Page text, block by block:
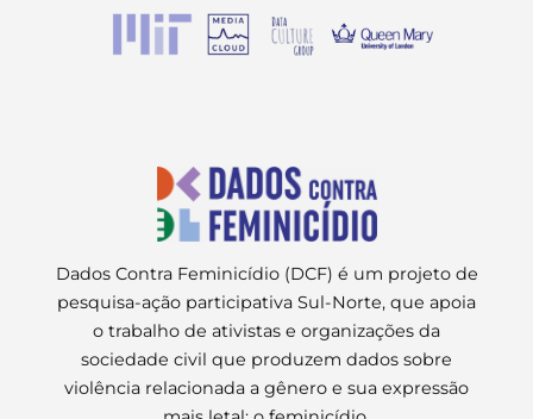
Dados Contra Feminicídio (DCF) é um projeto de
pesquisa-ação participativa Sul-Norte, que apoia
o trabalho de ativistas e organizações da
sociedade civil que produzem dados sobre
violência relacionada a gênero e sua expressão